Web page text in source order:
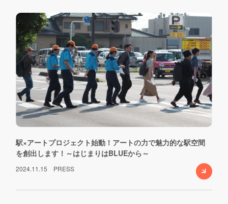
駅×アートプロジェクト始動！アートの力で魅力的な駅空間
を創出します！～はじまりはBLUEから～
2024.11.15 PRESS